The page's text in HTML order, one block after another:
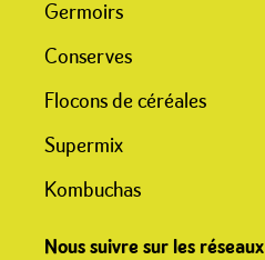
Germoirs
Conserves
Flocons de céréales
Supermix
Kombuchas
Nous suivre sur les réseaux